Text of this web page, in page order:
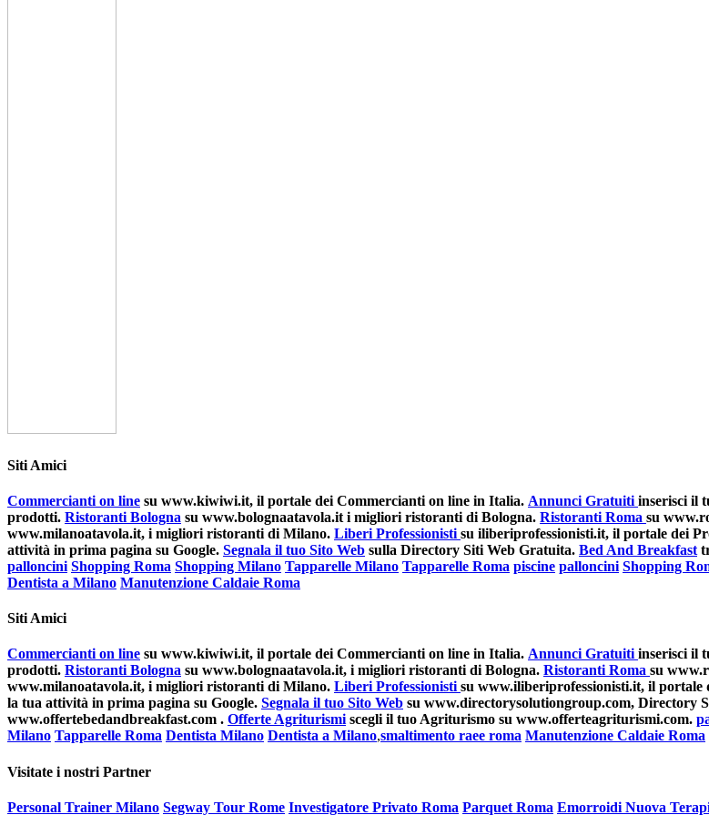
Siti Amici
Commercianti on line su www.kiwiwi.it, il portale dei Commercianti on line in Italia. Annunci Gratuiti inserisci il
prodotti. Ristoranti Bologna su www.bolognaatavola.it i migliori ristoranti di Bologna. Ristoranti Roma su
www.milanoatavola.it, i migliori ristoranti di Milano. Liberi Professionisti su iliberiprofessionisti.it, il portale dei
attività in prima pagina su Google. Segnala il tuo Sito Web sulla Directory Siti Web Gratuita. Bed And Breakfast
palloncini Shopping Roma Shopping Milano Tapparelle Milano Tapparelle Roma piscine palloncini Shopping
Dentista a Milano Manutenzione Caldaie Roma
Siti Amici
Commercianti on line su www.kiwiwi.it, il portale dei Commercianti on line in Italia. Annunci Gratuitiinserisci il
prodotti. Ristoranti Bologna su www.bolognaatavola.it, i migliori ristoranti di Bologna. Ristoranti Roma su
www.milanoatavola.it, i migliori ristoranti di Milano. Liberi Professionistisu www.iliberiprofessionisti.it, il portale
la tua attività in prima pagina su Google. Segnala il tuo Sito Web su www.directorysolutiongroup.com, Directory
www.offertebedandbreakfast.com . Offerte Agriturismiscegli il tuo Agriturismo su www.offerteagriturismi.com.
Milano Tapparelle Roma Dentista Milano Dentista a Milano,smaltimento raee roma Manutenzione Caldaie Roma
Visitate i nostri Partner
Personal Trainer Milano Segway Tour Rome Investigatore Privato Roma Parquet Roma Emorroidi Nuova